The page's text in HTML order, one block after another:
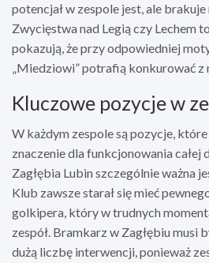
potencjał w zespole jest, ale
Zwycięstwa nad Legią czy Lechem
pokazują, że przy odpowiedniej
„Miedziowi” potrafią konkurować z
Kluczowe pozycje w
W każdym zespole są pozycje,
znaczenie dla funkcjonowania całej
Zagłębia Lubin szczególnie ważna
Klub zawsze starał się mieć
golkipera, który w trudnych
zespół. Bramkarz w Zagłębiu musi
dużą liczbę interwencji, ponieważ